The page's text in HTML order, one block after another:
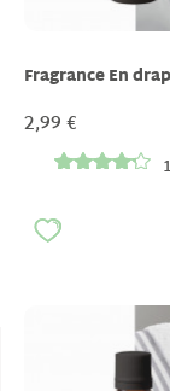
Fragrance En
2,99 €